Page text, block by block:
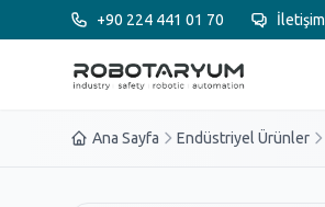
Ana içeriğe geç+90 224 441 01 70 İletişim
Ana Sayfa Endüstriyel Ürünler